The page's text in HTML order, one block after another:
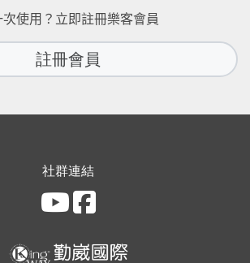
使用？立即註冊樂客會員
註冊會員
社群連結